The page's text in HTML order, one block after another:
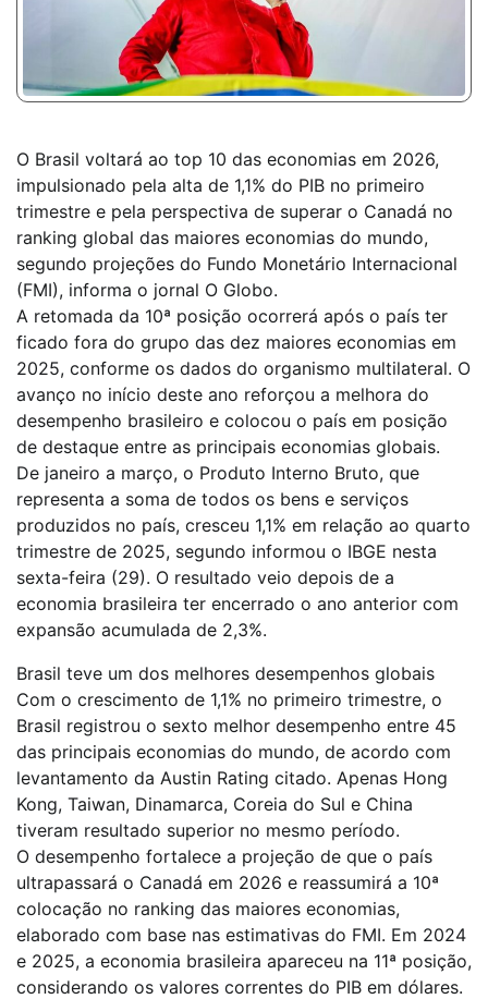
O Brasil voltará ao top 10 das economias em 2026,
impulsionado pela alta de 1,1% do PIB no primeiro
trimestre e pela perspectiva de superar o Canadá no
ranking global das maiores economias do mundo,
segundo projeções do Fundo Monetário Internacional
(FMI), informa o jornal O Globo.
A retomada da 10ª posição ocorrerá após o país ter
ficado fora do grupo das dez maiores economias em
2025, conforme os dados do organismo multilateral. O
avanço no início deste ano reforçou a melhora do
desempenho brasileiro e colocou o país em posição
de destaque entre as principais economias globais.
De janeiro a março, o Produto Interno Bruto, que
representa a soma de todos os bens e serviços
produzidos no país, cresceu 1,1% em relação ao quarto
trimestre de 2025, segundo informou o IBGE nesta
sexta-feira (29). O resultado veio depois de a
economia brasileira ter encerrado o ano anterior com
expansão acumulada de 2,3%.
Brasil teve um dos melhores desempenhos globais
Com o crescimento de 1,1% no primeiro trimestre, o
Brasil registrou o sexto melhor desempenho entre 45
das principais economias do mundo, de acordo com
levantamento da Austin Rating citado. Apenas Hong
Kong, Taiwan, Dinamarca, Coreia do Sul e China
tiveram resultado superior no mesmo período.
O desempenho fortalece a projeção de que o país
ultrapassará o Canadá em 2026 e reassumirá a 10ª
colocação no ranking das maiores economias,
elaborado com base nas estimativas do FMI. Em 2024
e 2025, a economia brasileira apareceu na 11ª posição,
considerando os valores correntes do PIB em dólares.